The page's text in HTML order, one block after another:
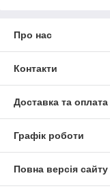
Про нас
Контакти
Доставка та оплата
Графік роботи
Повна версія сайту